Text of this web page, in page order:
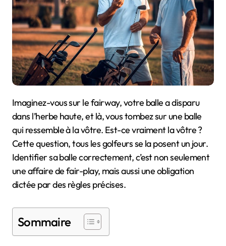
Imaginez-vous sur le fairway, votre balle a disparu
dans l’herbe haute, et là, vous tombez sur une balle
qui ressemble à la vôtre. Est-ce vraiment la vôtre ?
Cette question, tous les golfeurs se la posent un jour.
Identifier sa balle correctement, c’est non seulement
une affaire de fair-play, mais aussi une obligation
dictée par des règles précises.
Sommaire